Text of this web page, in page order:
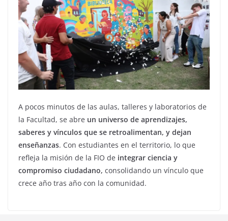
A pocos minutos de las aulas, talleres y laboratorios de
la Facultad, se abre un universo de aprendizajes,
saberes y vínculos que se retroalimentan, y dejan
enseñanzas. Con estudiantes en el territorio, lo que
refleja la misión de la FIO de integrar ciencia y
compromiso ciudadano, consolidando un vínculo que
crece año tras año con la comunidad.